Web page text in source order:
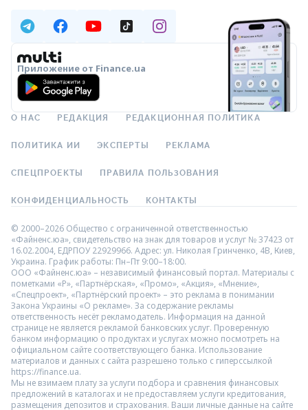
Приложение от Finance.ua
О НАС РЕДАКЦИЯ РЕДАКЦИОННАЯ ПОЛИТИКА
ПОЛИТИКА ИИ ЭКСПЕРТЫ РЕКЛАМА
СПЕЦПРОЕКТЫ ПРАВИЛА ПОЛЬЗОВАНИЯ
КОНФИДЕНЦИАЛЬНОСТЬ КОНТАКТЫ
© 2000–2026 Общество с ограниченной ответственностью
«Файненс.юа», свидетельство на знак для товаров и услуг № 37423 от
16.02.2004, ЕДРПОУ 22929966. Адрес: ул. Николая Гринченко, 4В, Киев,
Украина. График работы: Пн–Пт 9:00–18:00.
ООО «Файненс.юа» – независимый финансовый портал. Материалы с
пометками «Р», «Партнёрская», «Промо», «Акция», «Мнение»,
«Спецпроект», «Партнёрский проект» – это реклама в понимании
Закона Украины «О рекламе». За содержание рекламы
ответственность несёт рекламодатель. Информация на данной
странице не является рекламой банковских услуг. Проверенную
банком информацию о продуктах и услугах можно посмотреть на
официальном сайте соответствующего банка. Использование
материалов и данных с сайта разрешено только с гиперссылкой
https://finance.ua.
Мы не взимаем плату за услуги подбора и сравнения финансовых
предложений в каталогах и не предоставляем услуги кредитования,
размещения депозитов и страхования. Ваши личные данные на сайте